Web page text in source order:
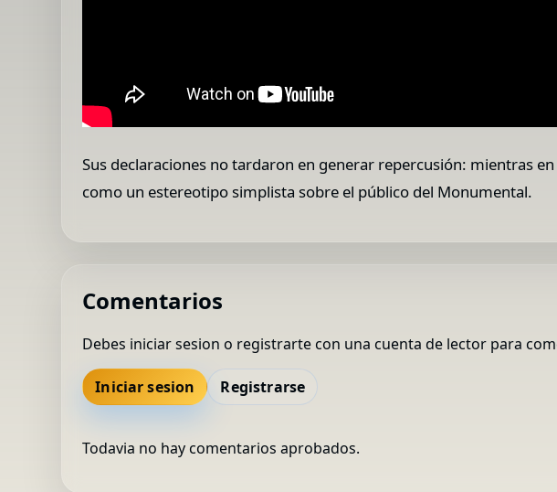
Sus declaraciones no tardaron en generar repercusión: mientras
como un estereotipo simplista sobre el público del Monumental.
Comentarios
Debes iniciar sesion o registrarte con una cuenta de lector para
Iniciar sesion Registrarse
Todavia no hay comentarios aprobados.